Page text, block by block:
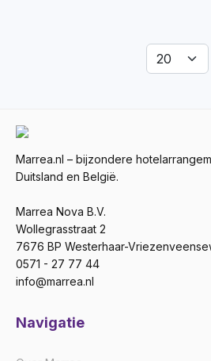
Marrea.nl – bijzondere
Duitsland en België.
Marrea Nova B.V.
Wollegrasstraat 2
7676 BP Westerhaar-
0571 - 27 77 44
info@marrea.nl
Navigatie